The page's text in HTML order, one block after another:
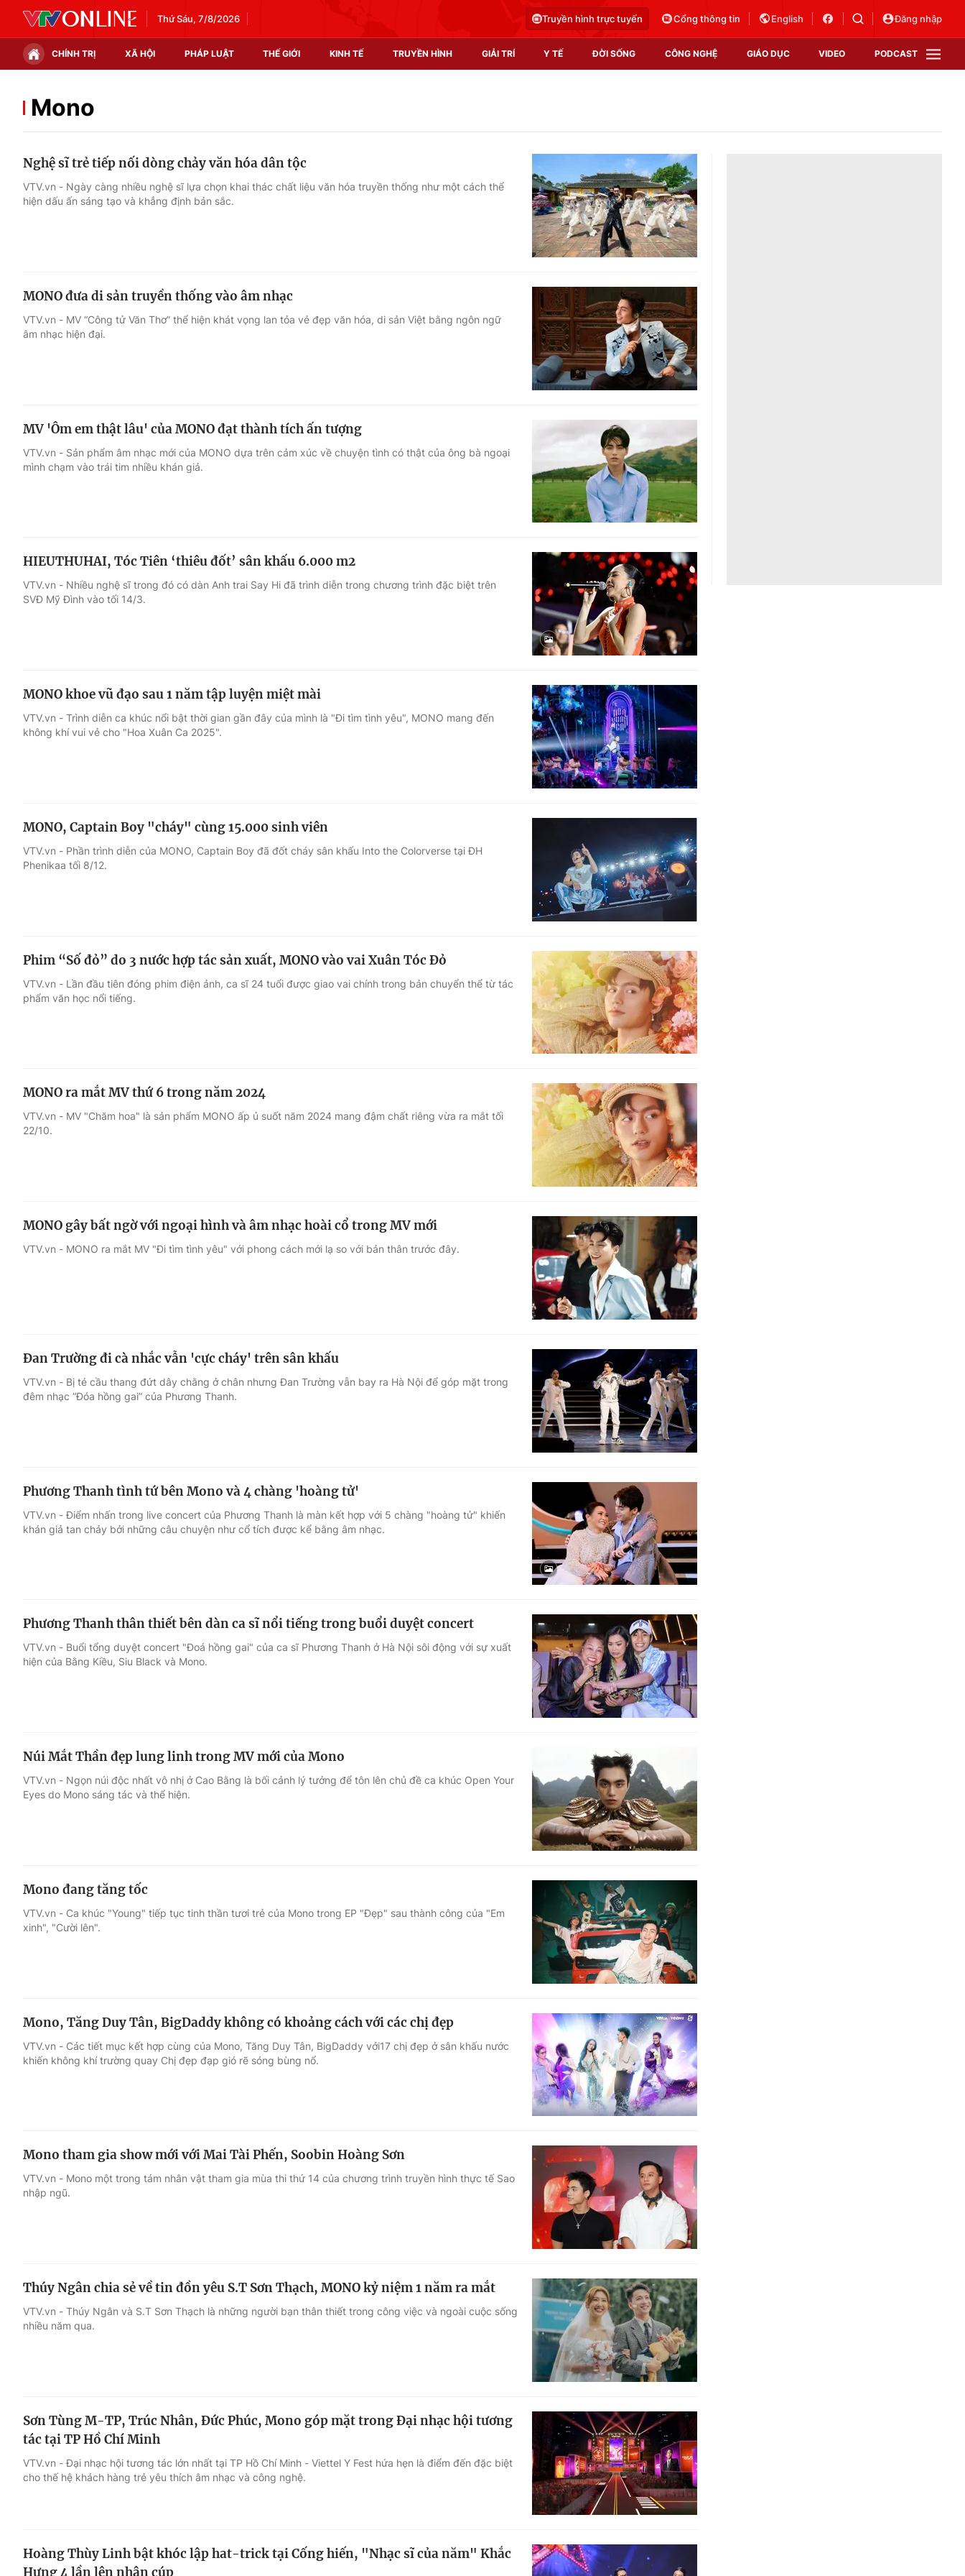
Thứ Sáu, 7/8/2026 Truyền hình trực tuyến Cổng thông tin English Đăng nhập
CHÍNH TRỊ XÃ HỘI PHÁP LUẬT THẾ GIỚI KINH TẾ TRUYỀN HÌNH GIẢI TRÍ Y TẾ ĐỜI SỐNG CÔNG NGHỆ GIÁO DỤC VIDEO PODCAST
Chính trị
Thế giới đó đây
Thị trường
Video
Shorts video
Podcast
EMagazine
Photo
Infographic
Góc ảnh
Điện ảnh
Âm nhạc
Sao
Du lịch
Làm đẹp
Chất lượng cuộc sống
Học trực tuyến
Công nghệ
Hitech Công nghệ tương lai
Sản phẩm
Thị trường
Tư vấn
VTV Sức khoẻ
Mono
Nghệ sĩ trẻ tiếp nối dòng chảy văn hóa dân tộc
VTV.vn - Ngày càng nhiều nghệ sĩ lựa chọn khai thác chất liệu văn hóa truyền thống như một cách thể
hiện dấu ấn sáng tạo và khẳng định bản sắc.
MONO đưa di sản truyền thống vào âm nhạc
VTV.vn - MV “Công tử Văn Thơ” thể hiện khát vọng lan tỏa vẻ đẹp văn hóa, di sản Việt bằng ngôn ngữ
âm nhạc hiện đại.
MV 'Ôm em thật lâu' của MONO đạt thành tích ấn tượng
VTV.vn - Sản phẩm âm nhạc mới của MONO dựa trên cảm xúc về chuyện tình có thật của ông bà ngoại
mình chạm vào trái tim nhiều khán giả.
HIEUTHUHAI, Tóc Tiên ‘thiêu đốt’ sân khấu 6.000 m2
VTV.vn - Nhiều nghệ sĩ trong đó có dàn Anh trai Say Hi đã trình diễn trong chương trình đặc biệt trên
SVĐ Mỹ Đình vào tối 14/3.
MONO khoe vũ đạo sau 1 năm tập luyện miệt mài
VTV.vn - Trình diễn ca khúc nổi bật thời gian gần đây của mình là "Đi tìm tình yêu", MONO mang đến
không khí vui vẻ cho "Hoa Xuân Ca 2025".
MONO, Captain Boy "cháy" cùng 15.000 sinh viên
VTV.vn - Phần trình diễn của MONO, Captain Boy đã đốt cháy sân khấu Into the Colorverse tại ĐH
Phenikaa tối 8/12.
Phim “Số đỏ” do 3 nước hợp tác sản xuất, MONO vào vai Xuân Tóc Đỏ
VTV.vn - Lần đầu tiên đóng phim điện ảnh, ca sĩ 24 tuổi được giao vai chính trong bản chuyển thể từ tác
phẩm văn học nổi tiếng.
MONO ra mắt MV thứ 6 trong năm 2024
VTV.vn - MV "Chăm hoa" là sản phẩm MONO ấp ủ suốt năm 2024 mang đậm chất riêng vừa ra mắt tối
22/10.
MONO gây bất ngờ với ngoại hình và âm nhạc hoài cổ trong MV mới
VTV.vn - MONO ra mắt MV "Đi tìm tình yêu" với phong cách mới lạ so với bản thân trước đây.
Đan Trường đi cà nhắc vẫn 'cực cháy' trên sân khấu
VTV.vn - Bị té cầu thang đứt dây chằng ở chân nhưng Đan Trường vẫn bay ra Hà Nội để góp mặt trong
đêm nhạc “Đóa hồng gai” của Phương Thanh.
Phương Thanh tình tứ bên Mono và 4 chàng 'hoàng tử'
VTV.vn - Điểm nhấn trong live concert của Phương Thanh là màn kết hợp với 5 chàng "hoàng tử" khiến
khán giả tan chảy bởi những câu chuyện như cổ tích được kể bằng âm nhạc.
Phương Thanh thân thiết bên dàn ca sĩ nổi tiếng trong buổi duyệt concert
VTV.vn - Buổi tổng duyệt concert "Đoá hồng gai" của ca sĩ Phương Thanh ở Hà Nội sôi động với sự xuất
hiện của Bằng Kiều, Siu Black và Mono.
Núi Mắt Thần đẹp lung linh trong MV mới của Mono
VTV.vn - Ngọn núi độc nhất vô nhị ở Cao Bằng là bối cảnh lý tưởng để tôn lên chủ đề ca khúc Open Your
Eyes do Mono sáng tác và thể hiện.
Mono đang tăng tốc
VTV.vn - Ca khúc "Young" tiếp tục tinh thần tươi trẻ của Mono trong EP "Đẹp" sau thành công của "Em
xinh", "Cười lên".
Mono, Tăng Duy Tân, BigDaddy không có khoảng cách với các chị đẹp
VTV.vn - Các tiết mục kết hợp cùng của Mono, Tăng Duy Tân, BigDaddy với17 chị đẹp ở sân khấu nước
khiến không khí trường quay Chị đẹp đạp gió rẽ sóng bùng nổ.
Mono tham gia show mới với Mai Tài Phến, Soobin Hoàng Sơn
VTV.vn - Mono một trong tám nhân vật tham gia mùa thi thứ 14 của chương trình truyền hình thực tế Sao
nhập ngũ.
Thúy Ngân chia sẻ về tin đồn yêu S.T Sơn Thạch, MONO kỷ niệm 1 năm ra mắt
VTV.vn - Thúy Ngân và S.T Sơn Thạch là những người bạn thân thiết trong công việc và ngoài cuộc sống
nhiều năm qua.
Sơn Tùng M-TP, Trúc Nhân, Đức Phúc, Mono góp mặt trong Đại nhạc hội tương
tác tại TP Hồ Chí Minh
VTV.vn - Đại nhạc hội tương tác lớn nhất tại TP Hồ Chí Minh - Viettel Y Fest hứa hẹn là điểm đến đặc biệt
cho thế hệ khách hàng trẻ yêu thích âm nhạc và công nghệ.
Hoàng Thùy Linh bật khóc lập hat-trick tại Cống hiến, "Nhạc sĩ của năm" Khắc
Hưng 4 lần lên nhận cúp